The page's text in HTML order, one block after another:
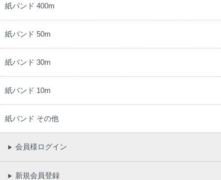
紙バンド 400m
紙バンド 50m
紙バンド 30m
紙バンド 10m
紙バンド その他
▶ 会員様ログイン
▶ 新規会員登録